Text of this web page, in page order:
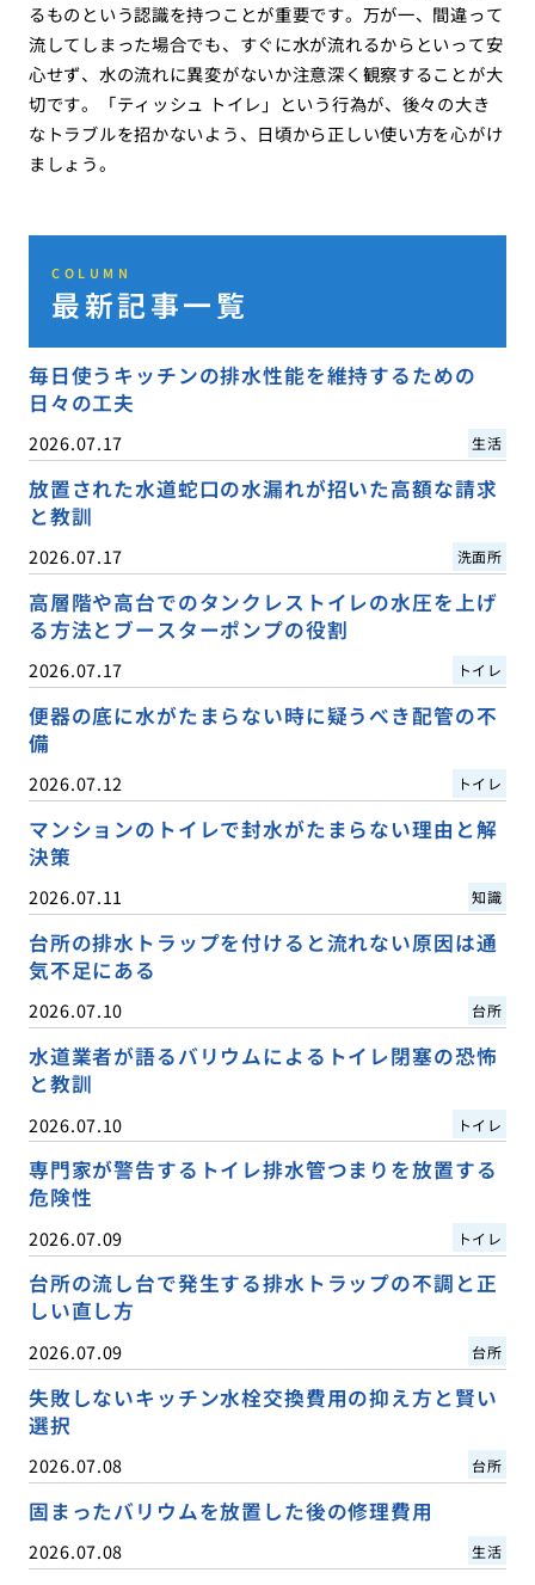
るものという認識を持つことが重要です。万が一、間違って
流してしまった場合でも、すぐに水が流れるからといって安
心せず、水の流れに異変がないか注意深く観察することが大
切です。「ティッシュ トイレ」という行為が、後々の大き
なトラブルを招かないよう、日頃から正しい使い方を心がけ
ましょう。
COLUMN
最新記事一覧
毎日使うキッチンの排水性能を維持するための
日々の工夫
2026.07.17 生活
放置された水道蛇口の水漏れが招いた高額な請求
と教訓
2026.07.17 洗面所
高層階や高台でのタンクレストイレの水圧を上げ
る方法とブースターポンプの役割
2026.07.17 トイレ
便器の底に水がたまらない時に疑うべき配管の不
備
2026.07.12 トイレ
マンションのトイレで封水がたまらない理由と解
決策
2026.07.11 知識
台所の排水トラップを付けると流れない原因は通
気不足にある
2026.07.10 台所
水道業者が語るバリウムによるトイレ閉塞の恐怖
と教訓
2026.07.10 トイレ
専門家が警告するトイレ排水管つまりを放置する
危険性
2026.07.09 トイレ
台所の流し台で発生する排水トラップの不調と正
しい直し方
2026.07.09 台所
失敗しないキッチン水栓交換費用の抑え方と賢い
選択
2026.07.08 台所
固まったバリウムを放置した後の修理費用
2026.07.08 生活